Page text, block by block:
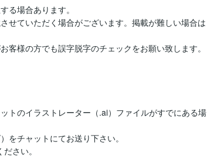
る場合あります。
せていただく場合がございます。掲載が難しい場合は
様の方でも誤字脱字のチェックをお願い致します。
トのイラストレーター（.ai）ファイルがすでにある場
チャットにてお送り下さい。
さい。